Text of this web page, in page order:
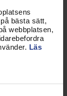
bästa sätt,
webbplatsen,
Läs
aldrig
enbart
på internet